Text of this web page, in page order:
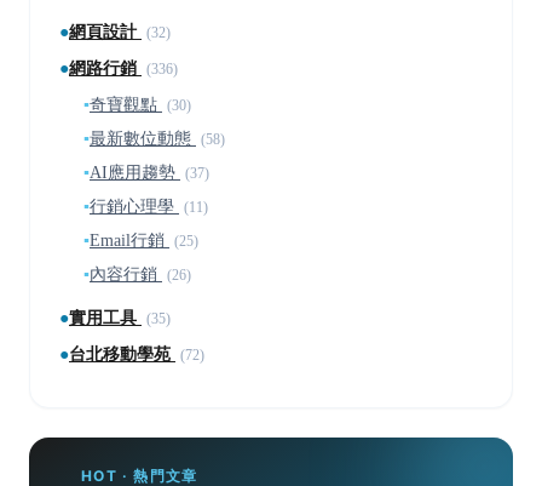
●網頁設計 (32)
●網路行銷 (336)
▪奇寶觀點 (30)
▪最新數位動態 (58)
▪AI應用趨勢 (37)
▪行銷心理學 (11)
▪Email行銷 (25)
▪內容行銷 (26)
●實用工具 (35)
●台北移動學苑 (72)
HOT · 熱門文章